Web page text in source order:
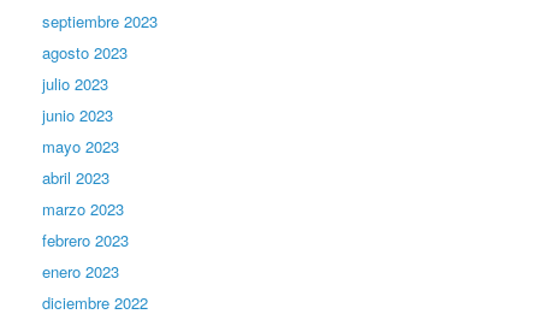
septiembre 2023
agosto 2023
julio 2023
junio 2023
mayo 2023
abril 2023
marzo 2023
febrero 2023
enero 2023
diciembre 2022